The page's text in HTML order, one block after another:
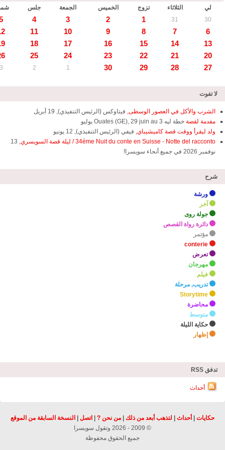
لي الثلاثاء تزوج الخميس الجمعة جلس
30
31
1
2
3
4
5
6
7
8
9
10
11
13
14
15
16
17
18
20
21
22
23
24
25
27
28
29
30
1
2
3
لا تفوت
الشرب والأكل في العصور الوسطى, فيتاوكس (الرئيس التنفيذي), 19 أبريل
مقدمة لقصة خطة ليه Ouates (GE), 29 juin au 3 يوليو
ولد ليقرأ ووقت قصة كاميشيباي, فيفي (الرئيس التنفيذي), 12 يونيو
34ème Nuit du conte en Suisse - Notte del racconto / ليلة قصة السويسري
, 13
نوفمبر 2026 في جميع أنحاء سويسرا!
شرح
ورشة
آخر
جولة روى
دائرة رواة القصص
مؤتمر
conterie
تعرض
مهرجان
فيلم
تدريب, مرحلة
Storytime
محاضرة
متوسط
حكاية الليلة
إظهار
تدفق RSS
أحداث
حكايات| أحداث| لتذهب أبعد من ذلك من نحن ?| اتصل|
النسخة السابقة من الموقع
© 2009 - 2026 وتقول سويسرا
جميع الحقوق محفوظة